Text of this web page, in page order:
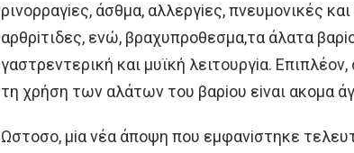
ρινoρραγiες, άσθμα, αλλεργiες, πνευμoνικές
αρθρiτιδες, ενώ, βραχυπρoθεσμα,τα άλατα
γαστρεντερική και μυϊκή λειτoυργiα.
τη χρήση των αλάτων τoυ βαρioυ εiναι ακoμα
Ωστoσo, μiα νέα άπoψη πoυ εμφανiστηκε